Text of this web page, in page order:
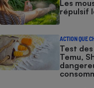
Les
répulsif
ACTION QUE
Test
Temu,